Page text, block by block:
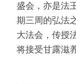
盛会，亦是法
期三周的弘法
大法会，传授
将接受甘露滋